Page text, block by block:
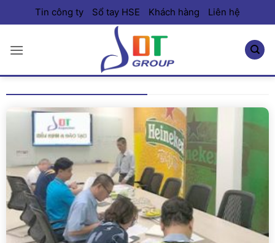
qua
dung
Tin công ty Sổ tay HSE Khách hàng Liên hệ